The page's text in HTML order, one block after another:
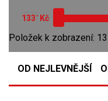
Kč
Položek k zobrazení: 13
OD NEJLEVNĚJŠÍ